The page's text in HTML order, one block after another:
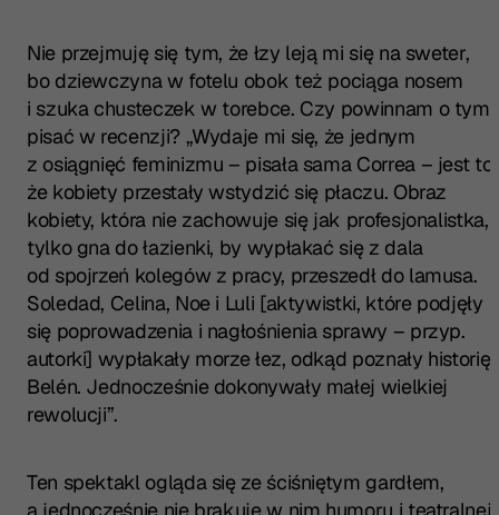
Nie przejmuję się tym, że łzy leją mi się na sweter,
bo dziewczyna w fotelu obok też pociąga nosem
i szuka chusteczek w torebce. Czy powinnam o tym
pisać w recenzji? „Wydaje mi się, że jednym
z osiągnięć feminizmu – pisała sama Correa – jest to,
że kobiety przestały wstydzić się płaczu. Obraz
kobiety, która nie zachowuje się jak profesjonalistka,
tylko gna do łazienki, by wypłakać się z dala
od spojrzeń kolegów z pracy, przeszedł do lamusa.
Soledad, Celina, Noe i Luli [aktywistki, które podjęły
się poprowadzenia i nagłośnienia sprawy – przyp.
autorki] wypłakały morze łez, odkąd poznały historię
Belén. Jednocześnie dokonywały małej wielkiej
rewolucji”.
Ten spektakl ogląda się ze ściśniętym gardłem,